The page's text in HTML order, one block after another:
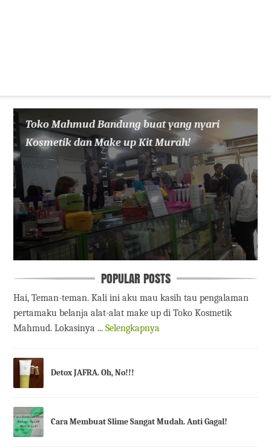
Toko Mahmud Bandung buat yang nyari
Kosmetik dan Make up Kit Murah!
POPULAR POSTS
Hai, Teman-teman. Kali ini aku mau kasih tau pengalaman
pertamaku belanja alat-alat make up di Toko Kosmetik
Mahmud. Lokasinya ...Selengkapnya
Detox JAFRA. Oh, No!!!
Cara Membuat Slime Sangat Mudah. Anti Gagal!